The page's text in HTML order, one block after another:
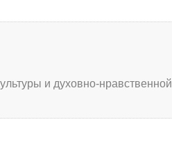
и духовно-нравственной